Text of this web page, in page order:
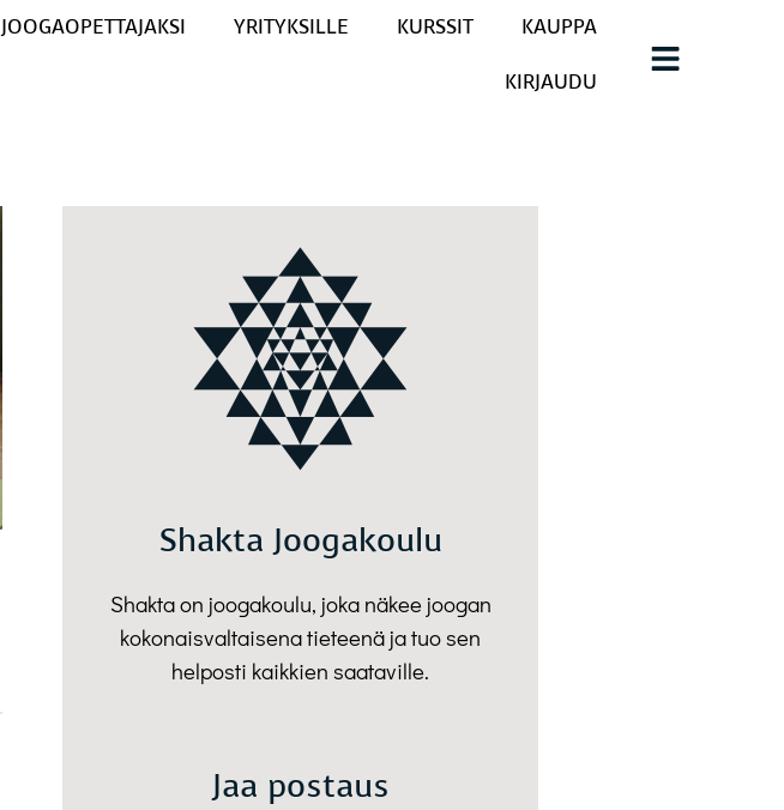
JOOGAOPETTAJAKSI YRITYKSILLE KURSSIT
KAUPPA
KIRJAUDU
Shakta Joogakoulu
Shakta on joogakoulu, joka näkee joogan
kokonaisvaltaisena tieteenä ja tuo sen
helposti kaikkien saataville.
Jaa postaus